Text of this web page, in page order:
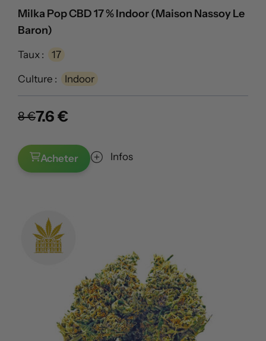
Milka Pop CBD 17 % Indoor (Maison Nassoy Le
Baron)
Taux : 17
Culture : Indoor
8 €7.6 €
Acheter Infos